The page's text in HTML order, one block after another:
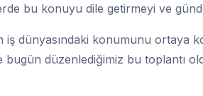
bu konuyu dile getirmeyi ve
iş dünyasındaki konumunu ortaya
bugün düzenlediğimiz bu toplantı